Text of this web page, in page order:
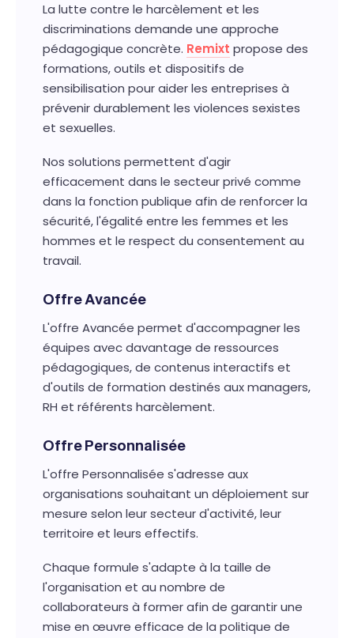
La lutte contre le harcèlement et les
discriminations demande une approche
pédagogique concrète. Remixt propose des
formations, outils et dispositifs de
sensibilisation pour aider les entreprises à
prévenir durablement les violences sexistes
et sexuelles.
Nos solutions permettent d'agir
efficacement dans le secteur privé comme
dans la fonction publique afin de renforcer la
sécurité, l'égalité entre les femmes et les
hommes et le respect du consentement au
travail.
Offre Avancée
L'offre Avancée permet d'accompagner les
équipes avec davantage de ressources
pédagogiques, de contenus interactifs et
d'outils de formation destinés aux managers,
RH et référents harcèlement.
Offre Personnalisée
L'offre Personnalisée s'adresse aux
organisations souhaitant un déploiement sur
mesure selon leur secteur d'activité, leur
territoire et leurs effectifs.
Chaque formule s'adapte à la taille de
l'organisation et au nombre de
collaborateurs à former afin de garantir une
mise en œuvre efficace de la politique de